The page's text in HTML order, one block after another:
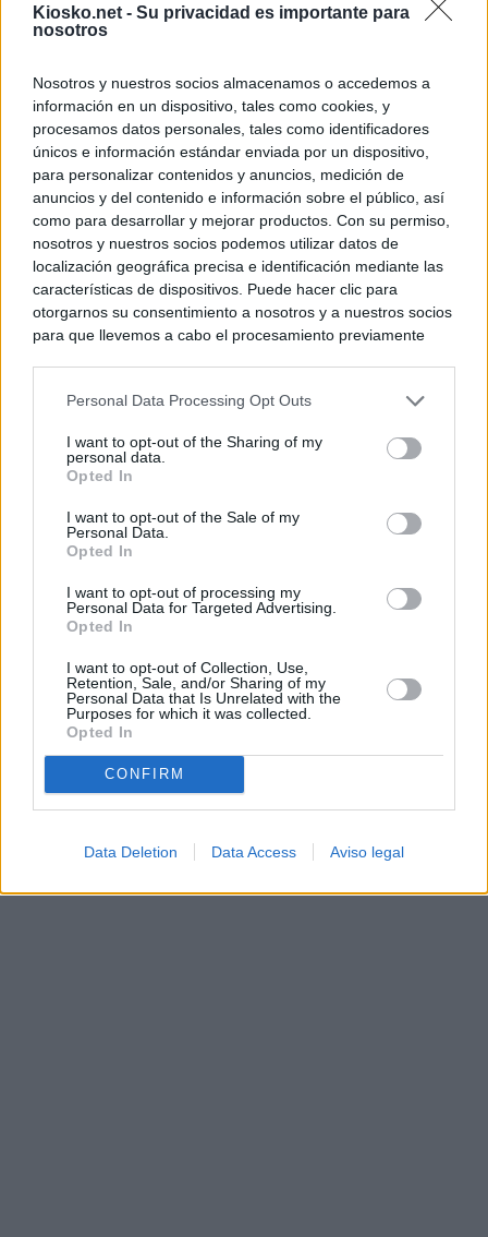
Kiosko.net - Su privacidad es importante para
nosotros
Nosotros y nuestros socios almacenamos o accedemos a
información en un dispositivo, tales como cookies, y
procesamos datos personales, tales como identificadores
únicos e información estándar enviada por un dispositivo,
para personalizar contenidos y anuncios, medición de
anuncios y del contenido e información sobre el público, así
como para desarrollar y mejorar productos. Con su permiso,
nosotros y nuestros socios podemos utilizar datos de
localización geográfica precisa e identificación mediante las
características de dispositivos. Puede hacer clic para
otorgarnos su consentimiento a nosotros y a nuestros socios
para que llevemos a cabo el procesamiento previamente
negar su consentimiento. Tenga en cuenta que algún
de su consentimiento, pero usted tiene el derecho de
rechazar tal procesamiento. Sus preferencias se aplicarán
cualquier momento entrando de nuevo en este sitio web o
visitando nuestra política de privacidad.
Personal Data Processing Opt Outs
I want to opt-out of the Sharing of my
personal data.
Opted In
I want to opt-out of the Sale of my
Personal Data.
Opted In
I want to opt-out of processing my
Personal Data for Targeted Advertising.
Opted In
I want to opt-out of Collection, Use,
Retention, Sale, and/or Sharing of my
Personal Data that Is Unrelated with the
Purposes for which it was collected.
Opted In
CONFIRM
Data Deletion Data Access Aviso legal